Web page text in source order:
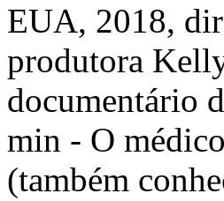
EUA, 2018,
produtora
documentário
min - O
(também